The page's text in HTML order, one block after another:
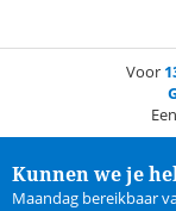
Voor
Een
Kunnen we je
Maandag bereikbaar